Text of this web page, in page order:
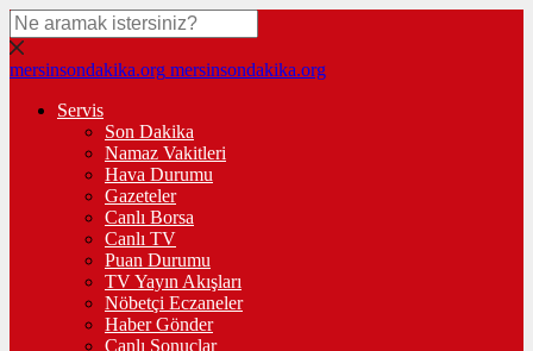
mersinsondakika.org mersinsondakika.org
Servis
Son Dakika
Namaz Vakitleri
Hava Durumu
Gazeteler
Canlı Borsa
Canlı TV
Puan Durumu
TV Yayın Akışları
Nöbetçi Eczaneler
Haber Gönder
Canlı Sonuçlar